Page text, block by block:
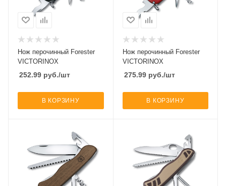
Нож перочинный Forester
VICTORINOX
252.99 руб./шт
В КОРЗИНУ
Нож перочинный Forester
VICTORINOX
275.99руб./шт
В КОРЗИНУ